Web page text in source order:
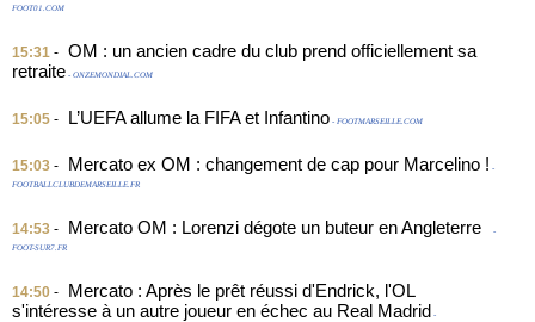
FOOT01.COM
15:31 - OM : un ancien cadre du club prend officiellement sa
retraite - ONZEMONDIAL.COM
15:05 - L’UEFA allume la FIFA et Infantino - FOOTMARSEILLE.COM
15:03 - Mercato ex OM : changement de cap pour Marcelino ! -
FOOTBALLCLUBDEMARSEILLE.FR
14:53 - Mercato OM : Lorenzi dégote un buteur en Angleterre
-
FOOT-SUR7.FR
14:50 -
Mercato : Après le prêt réussi d'Endrick, l'OL
s'intéresse à un autre joueur en échec au Real Madrid -